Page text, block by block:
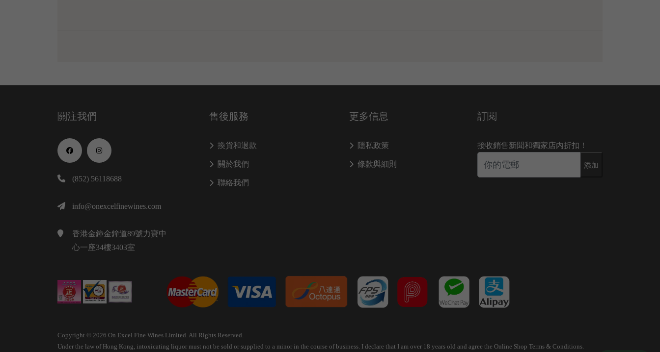
關注我們
(852) 56118688
info@onexcelfinewines.com
香港金鐘金鐘道89號力寶中
心一座34樓3403室
售後服務
換貨和退款
關於我們
聯絡我們
更多信息
隱私政策
條款與細則
訂閱
接收銷售新聞和獨家店內折扣！
添加
Copyright © 2026 On Excel Fine Wines Limited. All Rights Reserved.
Under the law of Hong Kong, intoxicating liquor must not be sold or supplied to a minor in the course of business. I declare that I am over 18 years old and agree the Online Shop Terms & Conditions.